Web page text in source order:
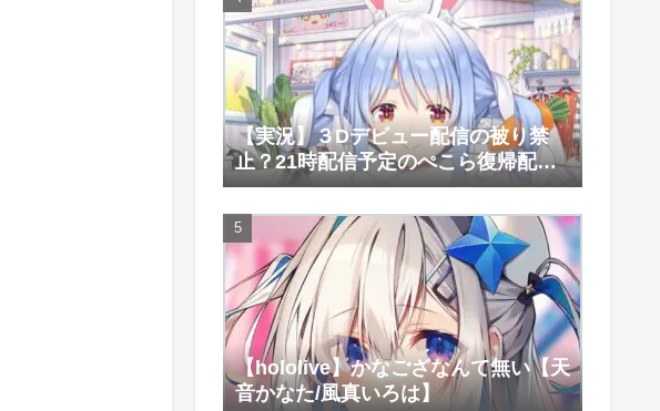
【実況】３Dデビュー配信の被り禁
止？21時配信予定のぺこら復帰配信
がなぜか始まらない件【兎田ぺこ
ら】
【hololive】かなござなんて無い【天
音かなた/風真いろは】